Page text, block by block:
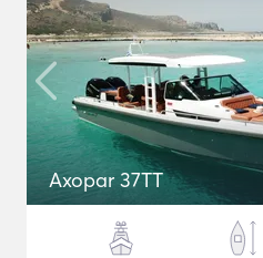
Axopar 37TT